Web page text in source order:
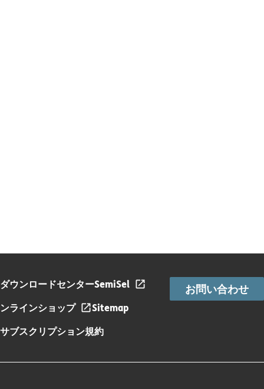
ダウンロードセンターSemiSel
ンラインショップ
Sitemap
サブスクリプション規約
お問い合わせ